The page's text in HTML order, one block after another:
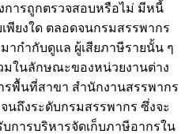
ารถูกตรวจสอบหรือไม่ มีหนี้
พียงใด ตลอดจนกรมสรรพากร
กํากับดูแล ผู้เสียภาษีรายนั้น ๆ
มในลักษณะของหน่วยงานต่าง
รพื้นที่สาขา สํานักงานสรรพากร
ถึงระดับกรมสรรพากร ซึ่งจะ
การบริหารจัดเก็บภาษีอากรใน